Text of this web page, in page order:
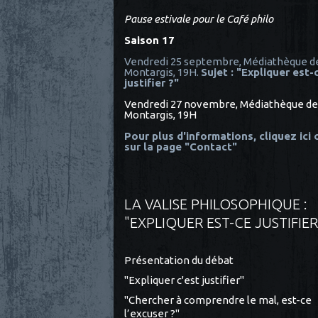
Pause estivale pour le Café philo
Saison 17
Vendredi 25 septembre, Médiathèque
Montargis, 19H. Sujet : "Expliquer est-
justifier ?"
Vendredi 27 novembre, Médiathèque de
Montargis, 19H
Pour plus d'informations, cliquez ici
sur la page "Contact"
LA VALISE PHILOSOPHIQUE :
"EXPLIQUER EST-CE
Présentation du débat
"Expliquer c'est justifier"
"Chercher à comprendre le mal, est-ce
l’excuser ?"